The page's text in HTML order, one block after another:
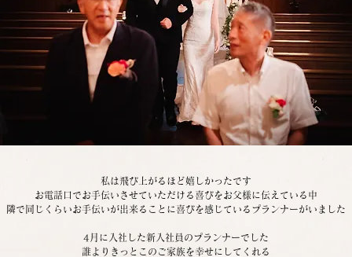
私は飛び上がるほど嬉しかったです
お電話口でお手伝いさせていただける喜びをお父様に伝えている中
隣で同じくらいお手伝いが出来ることに喜びを感じているプランナーがいました
4月に入社した新入社員のプランナーでした
誰よりきっとこのご家族を幸せにしてくれる